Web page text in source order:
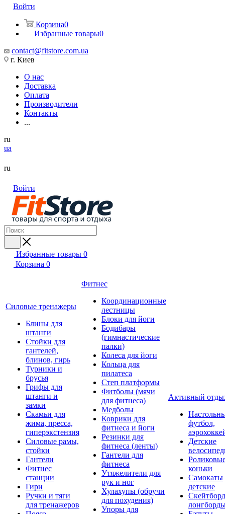
Войти
Корзина0
Избранные товары0
contact@fitstore.com.ua
г. Киев
О нас
Доставка
Оплата
Производители
Контакты
...
ru
ua
ru
Войти
Избранные товары 0
Корзина 0
Силовые тренажеры
Блины для
штанги
Стойки для
гантелей,
блинов, гирь
Турники и
брусья
Грифы для
штанги и
замки
Скамьи для
жима, пресса,
гиперэкстензия
Силовые рамы,
стойки
Гантели
Фитнес
станции
Гири
Ручки и тяги
для тренажеров
Фитнес
Координационные
лестницы
Блоки для йоги
Бодибары
(гимнастические
палки)
Колеса для йоги
Кольца для
пилатеса
Степ платформы
Фитболы (мячи
для фитнеса)
Медболы
Коврики для
фитнеса и йоги
Резинки для
фитнеса (ленты)
Гантели для
фитнеса
Утяжелители для
рук и ног
Хулахупы (обручи
для похудения)
Упоры для
Активный
футбол,
Детские
коньки
Самокаты
детские